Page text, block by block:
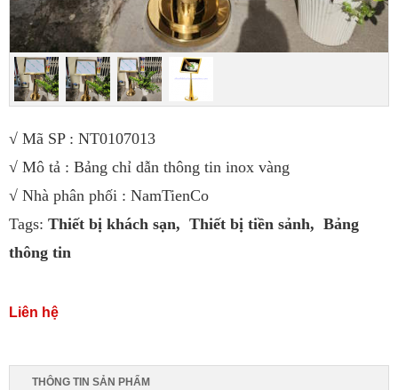
√ Mã SP : NT0107013
√ Mô tả : Bảng chỉ dẫn thông tin inox vàng
√ Nhà phân phối : NamTienCo
Tags: Thiết bị khách sạn, Thiết bị tiền sảnh, Bảng
thông tin
Liên hệ
THÔNG TIN SẢN PHẨM